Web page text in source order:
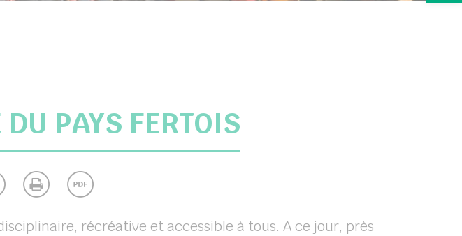
PAYS FERTOIS
récréative et accessible à tous. A ce jour, près